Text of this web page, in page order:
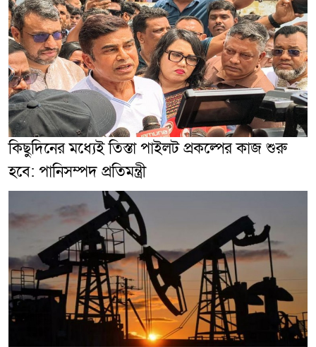
কিছুদিনের মধ্যেই তিস্তা পাইলট প্রকল্পের কাজ শুরু
হবে: পানিসম্পদ প্রতিমন্ত্রী